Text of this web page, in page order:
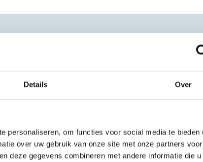
Details Over
personaliseren, om functies voor social media te bieden
over uw gebruik van onze site met onze partners
deze gegevens combineren met andere informatie die
14-Daagse rondreis
Door het hart van
Per 4 x 4 door de woestijn
Het UNESCO